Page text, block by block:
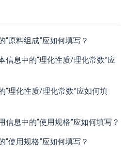
原料组成”应如何填写？
信息中的“理化性质/理化常数”应
“理化性质/理化常数”应如何填
息中的“使用规格”应如何填写？
使用规格”应如何填写？